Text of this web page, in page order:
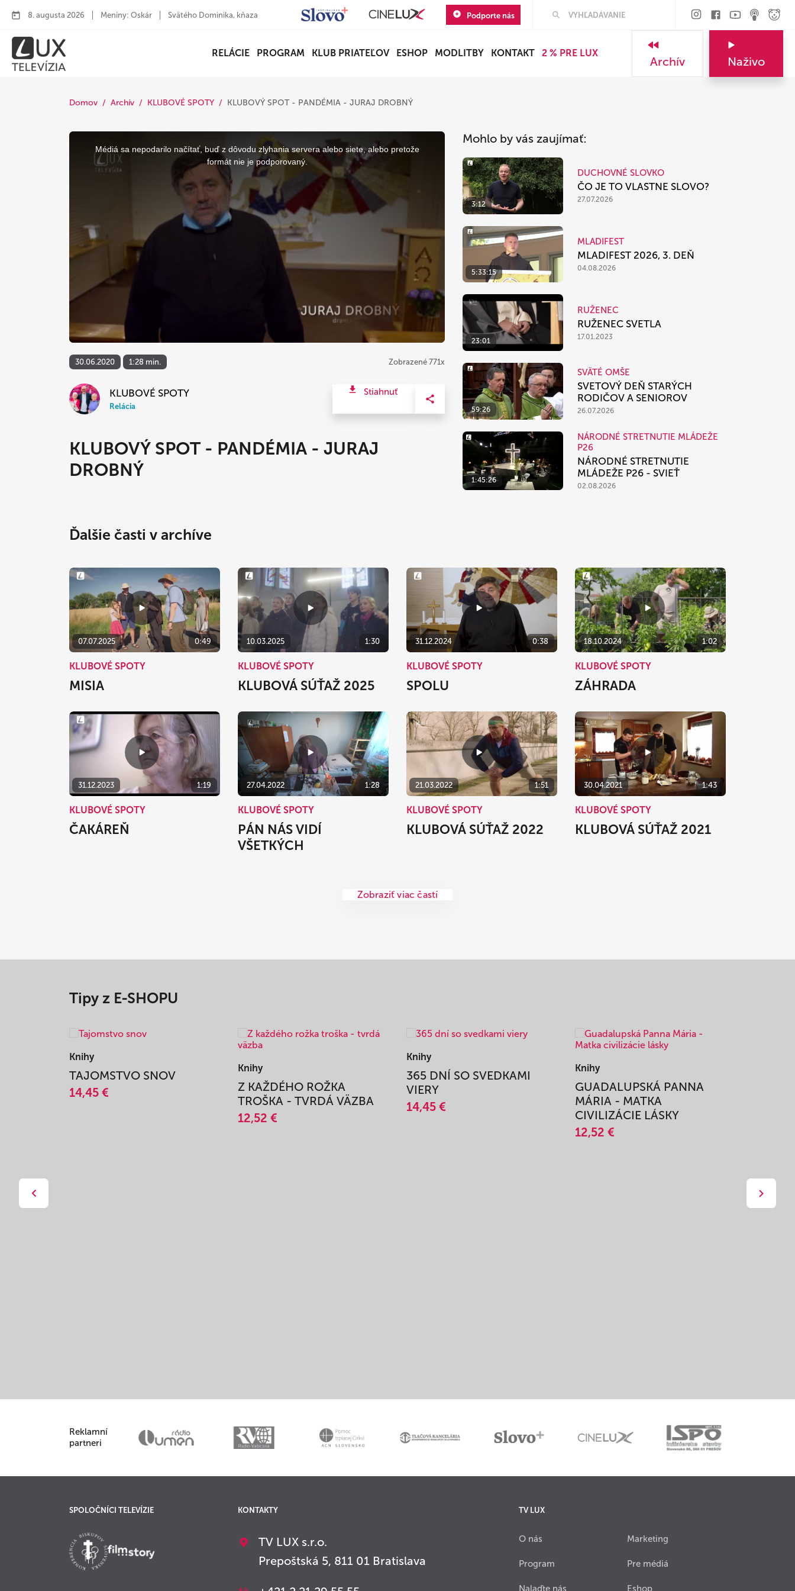
8. augusta 2026 Meniny: Oskár Svätého Dominika, kňaza Podporte nás
RELÁCIE PROGRAM KLUB PRIATEĽOV ESHOP MODLITBY KONTAKT 2 % PRE LUX
Archív Naživo
Domov Archív KLUBOVÉ SPOTY KLUBOVÝ SPOT - PANDÉMIA - JURAJ DROBNÝ
This
Médiá sa nepodarilo načítať, buď z dôvodu zlyhania servera alebo siete, alebo pretože
formát nie je podporovaný.
30.06.2020 1:28 min. Zobrazené 771x
KLUBOVÉ SPOTY
Relácia
Stiahnuť
KLUBOVÝ SPOT - PANDÉMIA - JURAJ
DROBNÝ
Mohlo by vás zaujímať:
3:12
DUCHOVNÉ SLOVKO
ČO JE TO VLASTNE SLOVO?
27.07.2026
5:33:15
MLADIFEST
MLADIFEST 2026, 3. DEŇ
04.08.2026
23:01
RUŽENEC
RUŽENEC SVETLA
17.01.2023
59:26
SVÄTÉ OMŠE
SVETOVÝ DEŇ STARÝCH
RODIČOV A SENIOROV
26.07.2026
1:45:26
NÁRODNÉ STRETNUTIE MLÁDEŽE
P26
NÁRODNÉ STRETNUTIE
MLÁDEŽE P26 - SVIEŤ
02.08.2026
Ďalšie časti v archíve
07.07.2025 0:49
KLUBOVÉ SPOTY
MISIA
10.03.2025 1:30
KLUBOVÉ SPOTY
KLUBOVÁ SÚŤAŽ 2025
31.12.2024 0:38
KLUBOVÉ SPOTY
SPOLU
18.10.2024 1:02
KLUBOVÉ SPOTY
ZÁHRADA
31.12.2023 1:19
KLUBOVÉ SPOTY
ČAKÁREŇ
27.04.2022 1:28
KLUBOVÉ SPOTY
PÁN NÁS VIDÍ
VŠETKÝCH
21.03.2022 1:51
KLUBOVÉ SPOTY
KLUBOVÁ SÚŤAŽ 2022
30.04.2021 1:43
KLUBOVÉ SPOTY
KLUBOVÁ SÚŤAŽ 2021
Zobraziť viac častí
Tipy z E-SHOPU
Knihy
TAJOMSTVO SNOV
14,45 €
Knihy
Z KAŽDÉHO ROŽKA
TROŠKA - TVRDÁ VÄZBA
12,52 €
Knihy
365 DNÍ SO SVEDKAMI
VIERY
14,45 €
Knihy
GUADALUPSKÁ PANNA
MÁRIA - MATKA
CIVILIZÁCIE LÁSKY
12,52 €
Reklamní
partneri
SPOLOČNÍCI TELEVÍZIE KONTAKTY
TV LUX s.r.o.
Prepoštská 5, 811 01 Bratislava
TV LUX
O nás
Program
Nalaďte nás
Marketing
Pre médiá
Eshop